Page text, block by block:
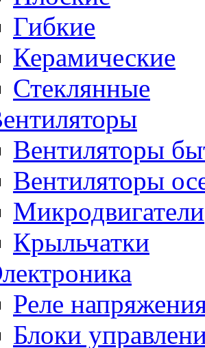
Гибкие
Керамические
Стеклянные
Вентиляторы
Вентиляторы
Микродвигатели
Крыльчатки
Реле
Блоки